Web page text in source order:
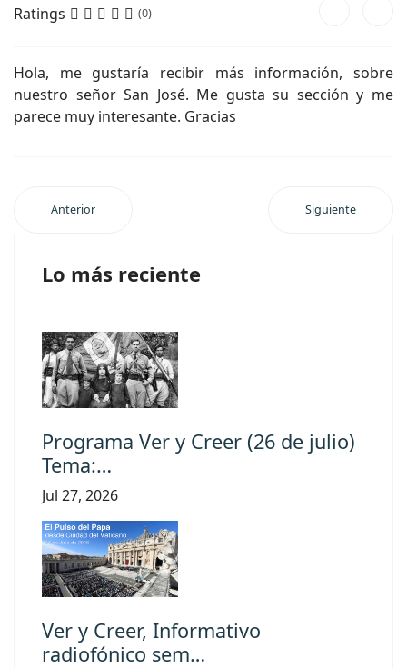
Ratings (0)
Hola, me gustaría recibir más información, sobre
nuestro señor San José. Me gusta su sección y me
parece muy interesante. Gracias
Anterior Siguiente
Lo más reciente
Programa Ver y Creer (26 de julio)
Tema:…
Jul 27, 2026
Ver y Creer, Informativo
radiofónico sem…